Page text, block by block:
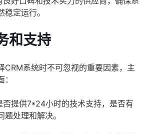
定运行。
和支持
CRM系统时不可忽视的重要因素，主
否提供7*24小时的技术支持，是否有
处理和解决。